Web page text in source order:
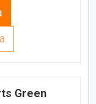
Green